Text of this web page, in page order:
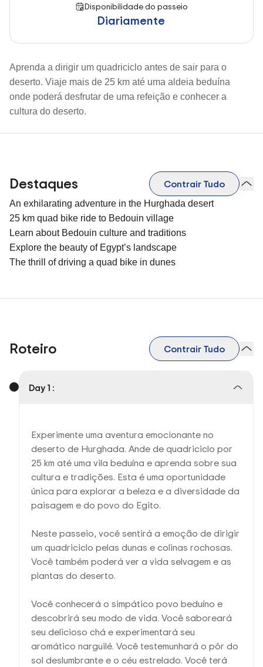
Disponibilidade do passeio
Diariamente
Aprenda a dirigir um quadriciclo antes de sair para o
deserto. Viaje mais de 25 km até uma aldeia beduína
onde poderá desfrutar de uma refeição e conhecer a
cultura do deserto.
Destaques Contrair Tudo
An exhilarating adventure in the Hurghada desert
25 km quad bike ride to Bedouin village
Learn about Bedouin culture and traditions
Explore the beauty of Egypt’s landscape
The thrill of driving a quad bike in dunes
Roteiro Contrair Tudo
Day 1 :
Experimente uma aventura emocionante no
deserto de Hurghada. Ande de quadriciclo por
25 km até uma vila beduína e aprenda sobre sua
cultura e tradições. Esta é uma oportunidade
única para explorar a beleza e a diversidade da
paisagem e do povo do Egito.
Neste passeio, você sentirá a emoção de dirigir
um quadriciclo pelas dunas e colinas rochosas.
Você também poderá ver a vida selvagem e as
plantas do deserto.
Você conhecerá o simpático povo beduíno e
descobrirá seu modo de vida. Você saboreará
seu delicioso chá e experimentará seu
aromático narguilé. Você testemunhará o pôr do
sol deslumbrante e o céu estrelado. Você terá